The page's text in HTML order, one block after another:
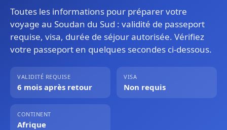
Toutes les informations pour préparer votre
voyage au Soudan du Sud : validité de passeport
requise, visa, durée de séjour autorisée. Vérifiez
votre passeport en quelques secondes ci-dessous.
VALIDITÉ REQUISE
6 mois après retour
VISA
Non requis
CONTINENT
Afrique